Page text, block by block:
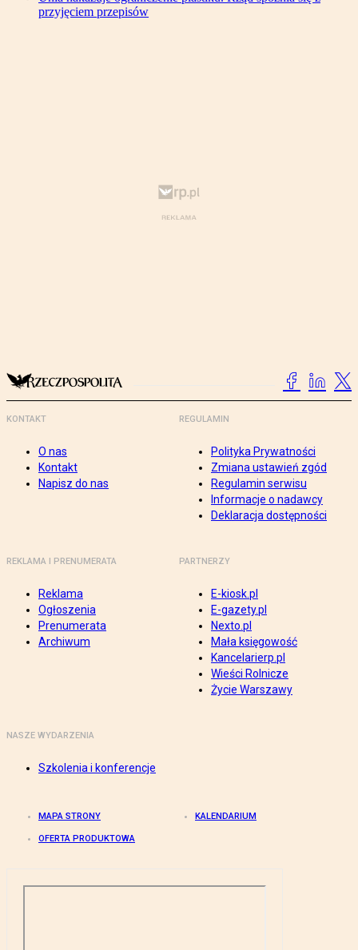
przyjęciem przepisów
KONTAKT
O nas
Kontakt
Napisz do nas
REGULAMIN
Polityka Prywatności
Zmiana ustawień zgód
Regulamin serwisu
Informacje o nadawcy
Deklaracja dostępności
REKLAMA I PRENUMERATA
Reklama
Ogłoszenia
Prenumerata
Archiwum
PARTNERZY
E-kiosk.pl
E-gazety.pl
Nexto.pl
Mała księgowość
Kancelarierp.pl
Wieści Rolnicze
Życie Warszawy
NASZE WYDARZENIA
Szkolenia i konferencje
MAPA STRONY KALENDARIUM
OFERTA PRODUKTOWA